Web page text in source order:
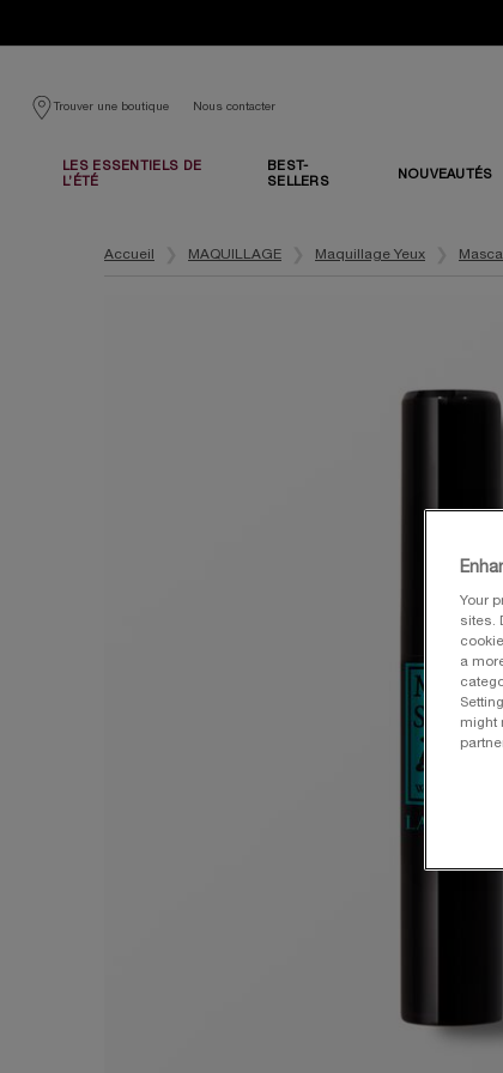
Trouver une boutique
Nous contacter
LES ESSENTIELS DE
L’ÉTÉ
BEST-
SELLERS
NOUVEAUTÉS
Accueil MAQUILLAGE Maquillage Yeux
Your
sites.
a
might